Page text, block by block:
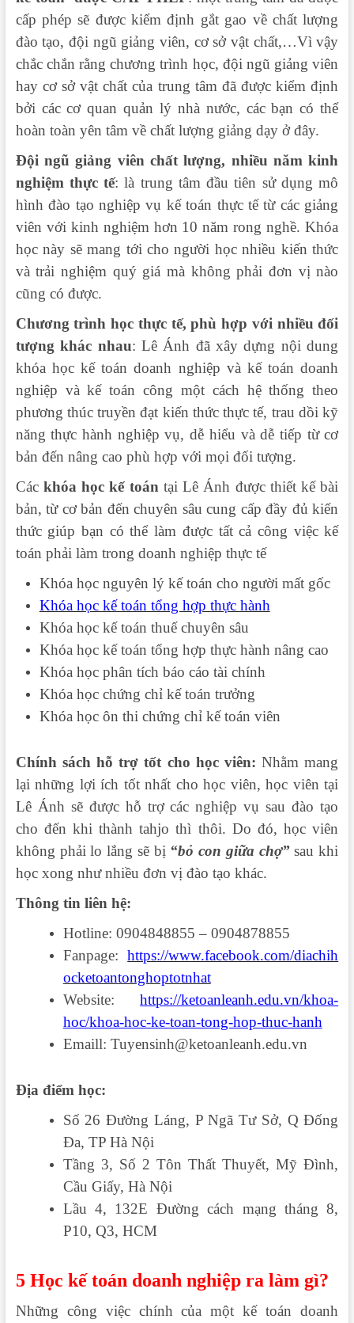
cấp phép sẽ được kiểm định gắt gao về chất lượng
đào tạo, đội ngũ giảng viên, cơ sở vật chất,…Vì vậy
chắc chắn rằng chương trình học, đội ngũ giảng viên
hay cơ sở vật chất của trung tâm đã được kiểm định
bởi các cơ quan quản lý nhà nước, các bạn có thể
hoàn toàn yên tâm về chất lượng giảng dạy ở đây.
Đội ngũ giảng viên chất lượng, nhiều năm kinh
nghiệm thực tế: là trung tâm đầu tiên sử dụng mô
hình đào tạo nghiệp vụ kế toán thực tế từ các giảng
viên với kinh nghiệm hơn 10 năm rong nghề. Khóa
học này sẽ mang tới cho người học nhiều kiến thức
và trải nghiệm quý giá mà không phải đơn vị nào
cũng có được.
Chương trình học thực tế, phù hợp với nhiều đối
tượng khác nhau: Lê Ánh đã xây dựng nội dung
khóa học kế toán doanh nghiệp và kế toán doanh
nghiệp và kế toán công một cách hệ thống theo
phương thúc truyền đạt kiến thức thực tế, trau dồi kỹ
năng thực hành nghiệp vụ, dễ hiểu và dễ tiếp từ cơ
bản đến nâng cao phù hợp với mọi đối tượng.
Các khóa học kế toán tại Lê Ánh được thiết kế bài
bản, từ cơ bản đến chuyên sâu cung cấp đầy đủ kiến
thức giúp bạn có thể làm được tất cả công việc kế
toán phải làm trong doanh nghiệp thực tế
Khóa học nguyên lý kế toán cho người mất gốc
Khóa học kế toán tổng hợp thực hành
Khóa học kế toán thuế chuyên sâu
Khóa học kế toán tổng hợp thực hành nâng cao
Khóa học phân tích báo cáo tài chính
Khóa học chứng chỉ kế toán trưởng
Khóa học ôn thi chứng chỉ kế toán viên
Chính sách hỗ trợ tốt cho học viên:Nhằm mang
lại những lợi ích tốt nhất cho học viên, học viên tại
Lê Ánh sẽ được hỗ trợ các nghiệp vụ sau đào tạo
cho đến khi thành tahjo thì thôi. Do đó, học viên
không phải lo lắng sẽ bị “bỏ con giữa chợ” sau khi
học xong như nhiều đơn vị đào tạo khác.
Thông tin liên hệ:
Hotline: 0904848855 – 0904878855
Fanpage:https://www.facebook.com/diachih
ocketoantonghoptotnhat
Website:https://ketoanleanh.edu.vn/khoa-
hoc/khoa-hoc-ke-toan-tong-hop-thuc-hanh
Emaill: Tuyensinh@ketoanleanh.edu.vn
Địa điểm học:
Số 26 Đường Láng, P Ngã Tư Sở, Q Đống
Đa, TP Hà Nội
Tầng 3, Số 2 Tôn Thất Thuyết, Mỹ Đình,
Cầu Giấy, Hà Nội
Lầu 4, 132E Đường cách mạng tháng 8,
P10, Q3, HCM
5 Học kế toán doanh nghiệp ra làm gì?
Những công việc chính của một kế toán doanh